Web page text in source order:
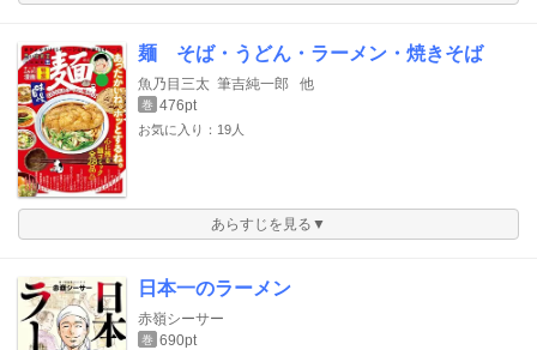
麺 そば・うどん・ラーメン・焼きそば
魚乃目三太 筆吉純一郎 他
巻 476pt
お気に入り：19人
あらすじを見る▼
日本一のラーメン
赤嶺シーサー
巻 690pt